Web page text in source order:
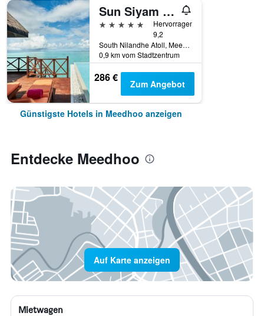
Sun Siyam Vilu Reef Maldives
5 Sterne
Hervorragend
9,2
South Nilandhe Atoll, Meedhoo, Malediven
0,9 km vom Stadtzentrum
286 € Zum Angebot
Günstigste Hotels in Meedhoo anzeigen
Entdecke Meedhoo
Auf Karte anzeigen
Mietwagen